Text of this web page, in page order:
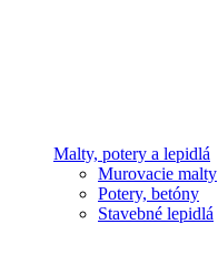
Malty, potery a lepidlá
Murovacie malty
Potery, betóny
Stavebné lepidlá